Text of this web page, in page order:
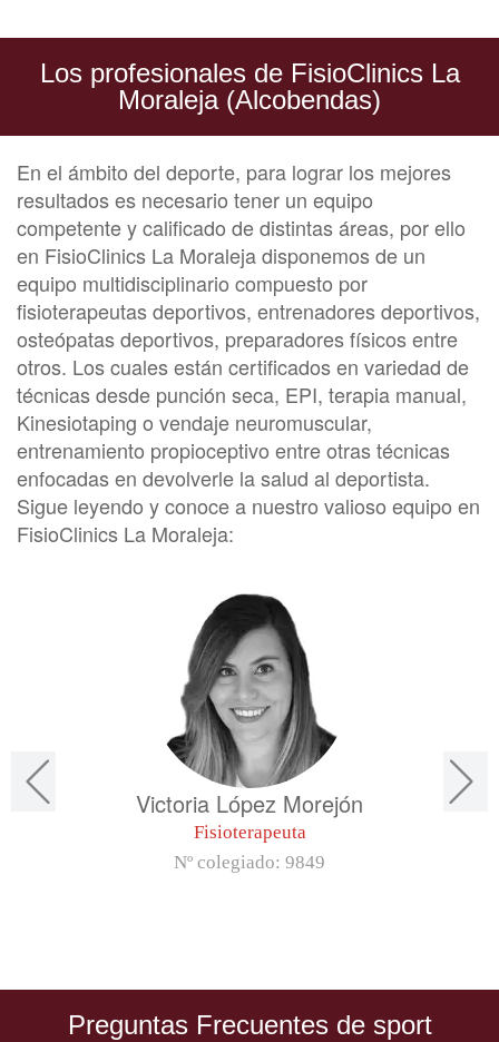
Los profesionales de FisioClinics La
Moraleja (Alcobendas)
En el ámbito del deporte, para lograr los mejores
resultados es necesario tener un equipo
competente y calificado de distintas áreas, por ello
en FisioClinics La Moraleja disponemos de un
equipo multidisciplinario compuesto por
fisioterapeutas deportivos, entrenadores deportivos,
osteópatas deportivos, preparadores físicos entre
otros. Los cuales están certificados en variedad de
técnicas desde punción seca, EPI, terapia manual,
Kinesiotaping o vendaje neuromuscular,
entrenamiento propioceptivo entre otras técnicas
enfocadas en devolverle la salud al deportista.
Sigue leyendo y conoce a nuestro valioso equipo en
FisioClinics La Moraleja:
Victoria López Morejón
Fisioterapeuta
Nº colegiado: 9849
Preguntas Frecuentes de sport